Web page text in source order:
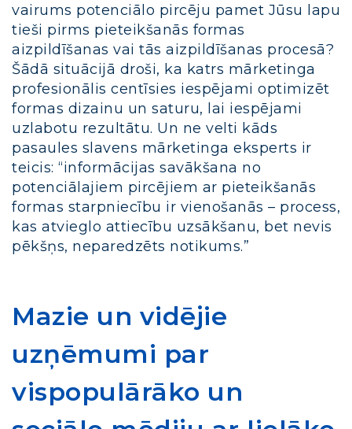
vairums potenciālo pircēju pamet Jūsu lapu
tieši pirms pieteikšanās formas
aizpildīšanas vai tās aizpildīšanas procesā?
Šādā situācijā droši, ka katrs mārketinga
profesionālis centīsies iespējami optimizēt
formas dizainu un saturu, lai iespējami
uzlabotu rezultātu. Un ne velti kāds
pasaules slavens mārketinga eksperts ir
teicis: “informācijas savākšana no
potenciālajiem pircējiem ar pieteikšanās
formas starpniecību ir vienošanās – process,
kas atvieglo attiecību uzsākšanu, bet nevis
pēkšņs, neparedzēts notikums.”
Mazie un vidējie
uzņēmumi par
vispopulārāko un